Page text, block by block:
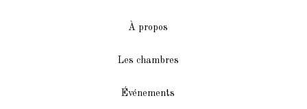
À propos
Les chambres
Événements